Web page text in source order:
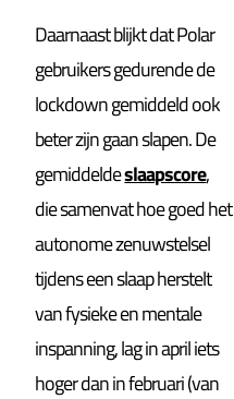
Daarnaast blijkt dat Polar
gebruikers gedurende de
lockdown gemiddeld ook
beter zijn gaan slapen. De
gemiddeldeslaapscore,
die samenvat hoe goed het
autonome zenuwstelsel
tijdens een slaap herstelt
van fysieke en mentale
inspanning, lag in april iets
hoger dan in februari (van